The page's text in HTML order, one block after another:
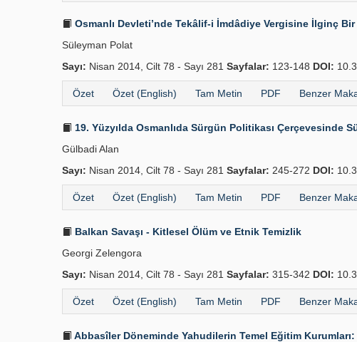
Osmanlı Devleti’nde Tekâlif-i İmdâdiye Vergisine İlginç
Süleyman Polat
Sayı: Nisan 2014, Cilt 78 - Sayı 281 Sayfalar: 123-148 DOI:
Özet Özet (English) Tam Metin PDF Benzer
19. Yüzyılda Osmanlıda Sürgün Politikası Çerçevesinde
Gülbadi Alan
Sayı: Nisan 2014, Cilt 78 - Sayı 281 Sayfalar: 245-272 DOI:
Özet Özet (English) Tam Metin PDF Benzer
Balkan Savaşı - Kitlesel Ölüm ve Etnik Temizlik
Georgi Zelengora
Sayı: Nisan 2014, Cilt 78 - Sayı 281 Sayfalar: 315-342 DOI:
Özet Özet (English) Tam Metin PDF Benzer
Abbasîler Döneminde Yahudilerin Temel Eğitim